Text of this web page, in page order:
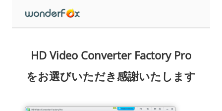
HD Video Converter Factory Pro
をお選びいただき感謝いたします